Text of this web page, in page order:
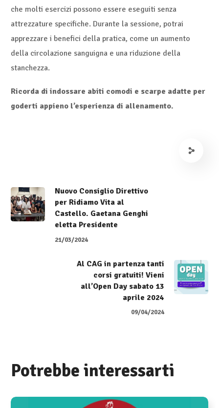
che molti esercizi possono essere eseguiti senza
attrezzature specifiche. Durante la sessione, potrai
apprezzare i benefici della pratica, come un aumento
della circolazione sanguigna e una riduzione della
stanchezza.
Ricorda di indossare abiti comodi e scarpe adatte per
goderti appieno l’esperienza di allenamento.
Nuovo Consiglio Direttivo
per Ridiamo Vita al
Castello. Gaetana Genghi
eletta Presidente
21/03/2024
Al CAG in partenza tanti
corsi gratuiti! Vieni
all’Open Day sabato 13
aprile 2024
09/04/2024
Potrebbe interessarti